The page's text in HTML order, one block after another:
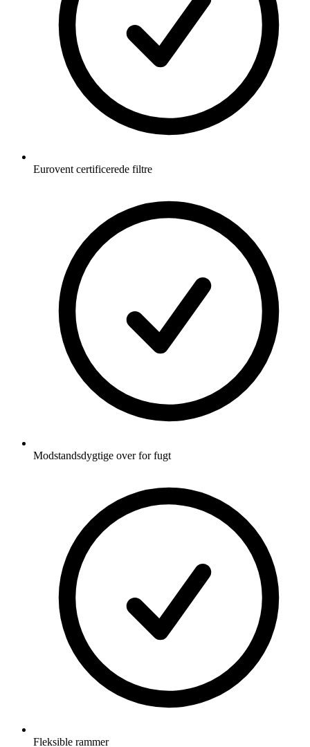
Eurovent certificerede filtre
Modstandsdygtige over for fugt
Fleksible rammer